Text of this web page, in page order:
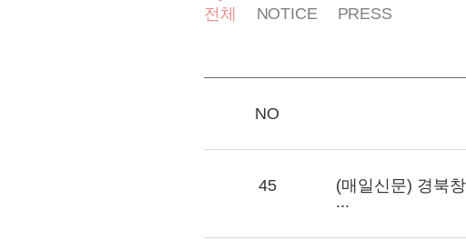
전체 NOTICE PRESS
NO
45
(매일신문) 경북
...